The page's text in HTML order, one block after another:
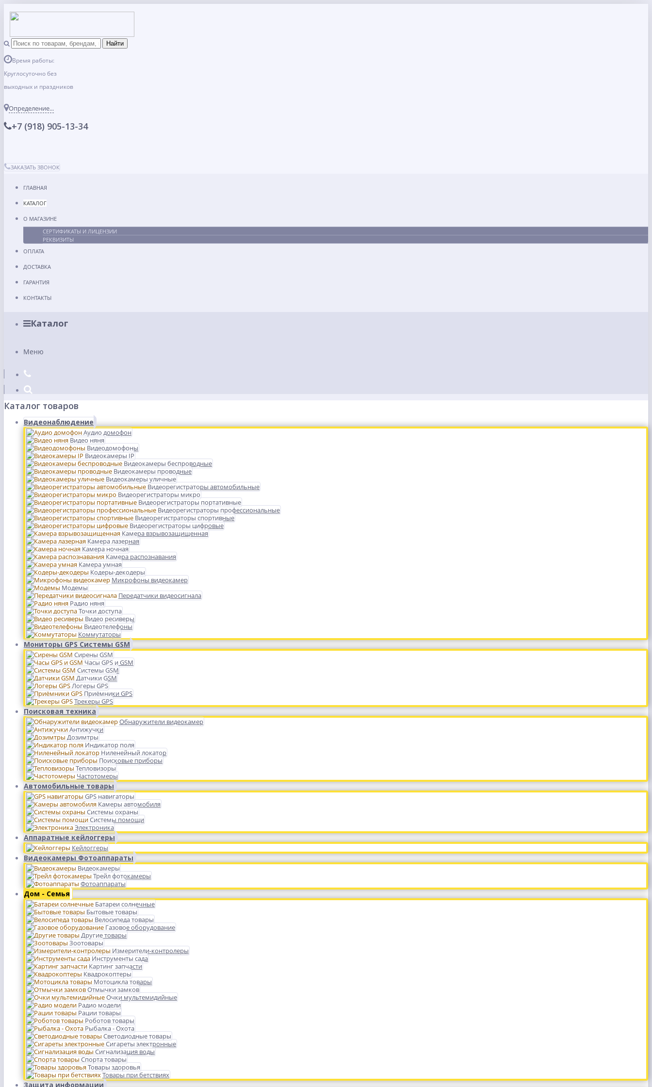
Время работы:
Круглосуточно без
выходных и праздников
Определение...
+7 (918) 905-13-34
ЗАКАЗАТЬ ЗВОНОК
ГЛАВНАЯ
КАТАЛОГ
О МАГАЗИНЕ
СЕРТИФИКАТЫ И ЛИЦЕНЗИИ
РЕКВИЗИТЫ
ОПЛАТА
ДОСТАВКА
ГАРАНТИЯ
КОНТАКТЫ
Каталог
Меню
Каталог товаров
Видеонаблюдение
Аудио домофон
Видео няня
Видеодомофоны
Видеокамеры IP
Видеокамеры беспроводные
Видеокамеры проводные
Видеокамеры уличные
Видеорегистраторы автомобильные
Видеорегистраторы микро
Видеорегистраторы портативные
Видеорегистраторы профессиональные
Видеорегистраторы спортивные
Видеорегистраторы цифровые
Камера взрывозащищенная
Камера лазерная
Камера ночная
Камера распознавания
Камера умная
Кодеры-декодеры
Микрофоны видеокамер
Модемы
Передатчики видеосигнала
Радио няня
Точки доступа
Видео ресиверы
Видеотелефоны
Коммутаторы
Мониторы GPS Системы GSM
Сирены GSM
Часы GPS и GSM
Системы GSM
Датчики GSM
Логеры GPS
Приёмники GPS
Трекеры GPS
Поисковая техника
Обнаружители видеокамер
Антижучки
Дозимтры
Индикатор поля
Ниленейный локатор
Поисковые приборы
Тепловизоры
Частотомеры
Автомобильные товары
GPS навигаторы
Камеры автомобиля
Системы охраны
Системы помощи
Электроника
Аппаратные кейлоггеры
Кейлоггеры
Видеокамеры Фотоаппараты
Видеокамеры
Трейл фотокамеры
Фотоаппараты
Дом - Семья
Батареи солнечные
Бытовые товары
Велосипеда товары
Газовое оборудование
Другие товары
Зоотовары
Измерители-контролеры
Инструменты сада
Картинг запчасти
Квадрокоптеры
Мотоцикла товары
Отмычки замков
Очки мультемидийные
Радио модели
Рации товары
Роботов товары
Рыбалка - Охота
Светодиодные товары
Сигареты электронные
Сигнализация воды
Спорта товары
Товары здоровья
Товары при бетствиях
Защита информации